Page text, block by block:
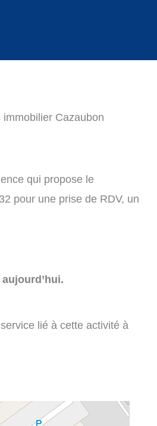
immobilier Cazaubon
qui propose le
pour une prise de RDV, un
lié à cette activité à